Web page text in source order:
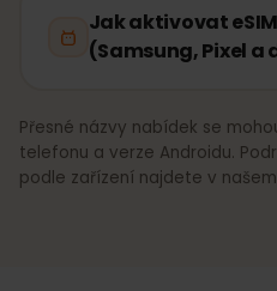
Jak aktivovat
(Samsung, Pixel a
Přesné názvy nabídek se
telefonu a verze Androidu.
podle zařízení najdete v našem